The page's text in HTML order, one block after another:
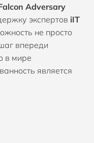
Adversary
экспертов iIT
не просто
впереди
в мире
является